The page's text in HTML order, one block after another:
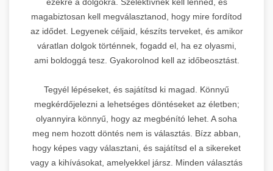
magabiztosan kell megválasztanod, hogy mire fordítod
az idődet. Legyenek céljaid, készíts terveket, és amikor
váratlan dolgok történnek, fogadd el, ha ez olyasmi,
ami boldoggá tesz. Gyakorolnod kell az időbeosztást.
Tegyél lépéseket, és sajátítsd ki magad. Könnyű
megkérdőjelezni a lehetséges döntéseket az életben;
olyannyira könnyű, hogy az megbénító lehet. A soha
meg nem hozott döntés nem is választás. Bízz abban,
hogy képes vagy választani, és sajátítsd el a sikereket
vagy a kihívásokat, amelyekkel jársz. Minden választás